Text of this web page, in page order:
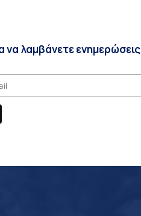
να λαμβάνετε ενημερώσεις